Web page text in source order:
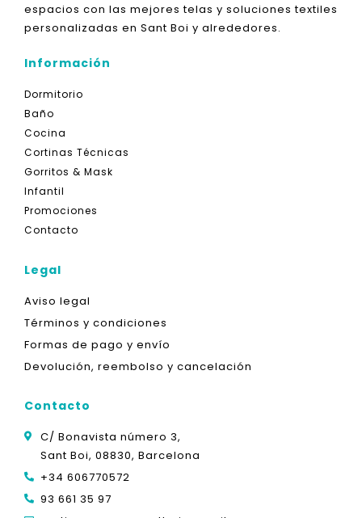
espacios con las mejores telas y soluciones textiles
personalizadas en Sant Boi y alrededores.
Información
Dormitorio
Baño
Cocina
Cortinas Técnicas
Gorritos & Mask
Infantil
Promociones
Contacto
Legal
Aviso legal
Términos y condiciones
Formas de pago y envío
Devolución, reembolso y cancelación
Contacto
C/ Bonavista número 3,
Sant Boi, 08830, Barcelona
+34 606770572
93 661 35 97